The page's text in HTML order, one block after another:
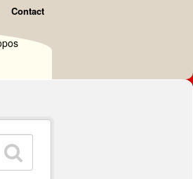
Contact